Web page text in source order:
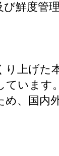
鮮度管
上げた
います。
、国